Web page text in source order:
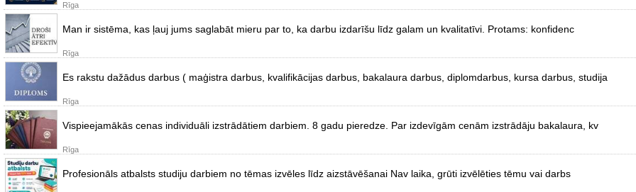
Rīga
Man ir sistēma, kas ļauj jums saglabāt mieru par to, ka darbu izdarīšu līdz galam un kvalitatīvi. Protams: konfidenc
Rīga
Es rakstu dažādus darbus ( maģistra darbus, kvalifikācijas darbus, bakalaura darbus, diplomdarbus, kursa darbus, studija
Rīga
Vispieejamākās cenas individuāli izstrādātiem darbiem. 8 gadu pieredze. Par izdevīgām cenām izstrādāju bakalaura, kv
Rīga
Profesionāls atbalsts studiju darbiem no tēmas izvēles līdz aizstāvēšanai Nav laika, grūti izvēlēties tēmu vai darbs